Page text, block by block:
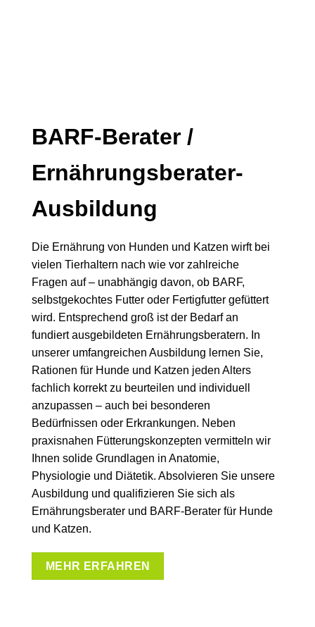
BARF-Berater /
Ernährungsberater-
Ausbildung
Die Ernährung von Hunden und Katzen wirft bei
vielen Tierhaltern nach wie vor zahlreiche
Fragen auf – unabhängig davon, ob BARF,
selbstgekochtes Futter oder Fertigfutter gefüttert
wird. Entsprechend groß ist der Bedarf an
fundiert ausgebildeten Ernährungsberatern. In
unserer umfangreichen Ausbildung lernen Sie,
Rationen für Hunde und Katzen jeden Alters
fachlich korrekt zu beurteilen und individuell
anzupassen – auch bei besonderen
Bedürfnissen oder Erkrankungen. Neben
praxisnahen Fütterungskonzepten vermitteln wir
Ihnen solide Grundlagen in Anatomie,
Physiologie und Diätetik. Absolvieren Sie unsere
Ausbildung und qualifizieren Sie sich als
Ernährungsberater und BARF-Berater für Hunde
und Katzen.
MEHR ERFAHREN